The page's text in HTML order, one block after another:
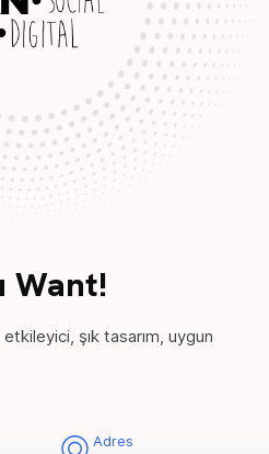
Want!
şık tasarım, uygun
Adres